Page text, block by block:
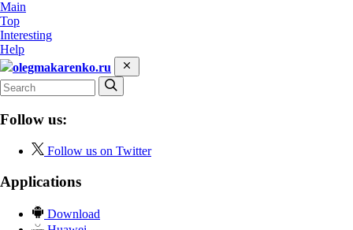
Main
Top
Interesting
Help
olegmakarenko.ru
Follow us:
Follow us on Twitter
Applications
Download